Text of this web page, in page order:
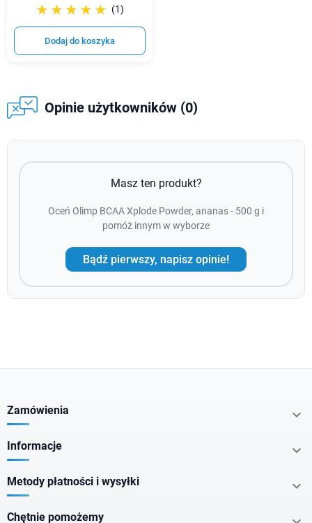
☆☆☆☆☆
★★★★★ (1)
Dodaj do koszyka
Opinie użytkowników (0)
Masz ten produkt?
Oceń Olimp BCAA Xplode Powder, ananas - 500 g i
pomóż innym w wyborze
Bądź pierwszy, napisz opinie!
Zamówienia 
Informacje 
Metody płatności i wysyłki 
Chętnie pomożemy